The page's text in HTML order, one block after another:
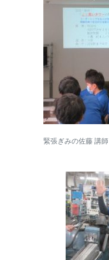
緊張ぎみの佐藤 講師